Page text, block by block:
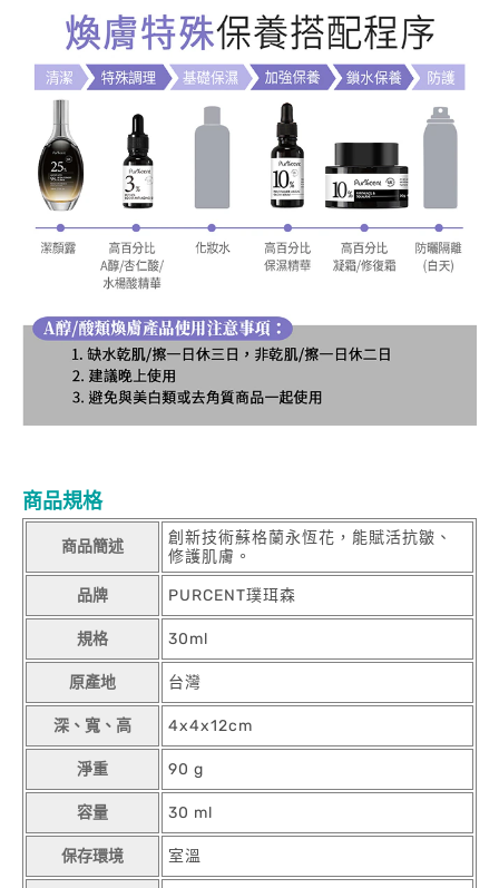
商品規格
商品簡述
創新技術蘇格蘭永恆花，能賦活抗皺、
修護肌膚。
品牌 PURCENT璞珥森
規格 30ml
原產地 台灣
深、寬、高 4x4x12cm
淨重 90 g
容量 30 ml
保存環境 室溫